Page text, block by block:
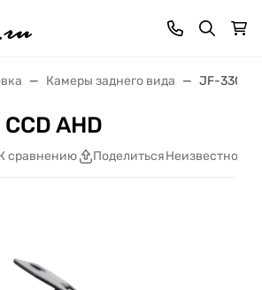
Камеры заднего вида JF-330JS
AHD
сравнению ПоделитьсяНеизвестно